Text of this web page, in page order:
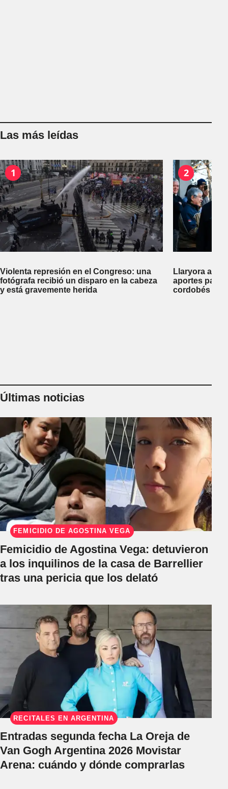
Las más leídas
1
Violenta represión en el Congreso: una
fotógrafa recibió un disparo en la cabeza
y está gravemente herida
2
Llaryora
aportes para
cordobés
Últimas noticias
FEMICIDIO DE AGOSTINA VEGA
Femicidio de Agostina Vega: detuvieron
a los inquilinos de la casa de Barrellier
tras una pericia que los delató
RECITALES EN ARGENTINA
Entradas segunda fecha La Oreja de
Van Gogh Argentina 2026 Movistar
Arena: cuándo y dónde comprarlas